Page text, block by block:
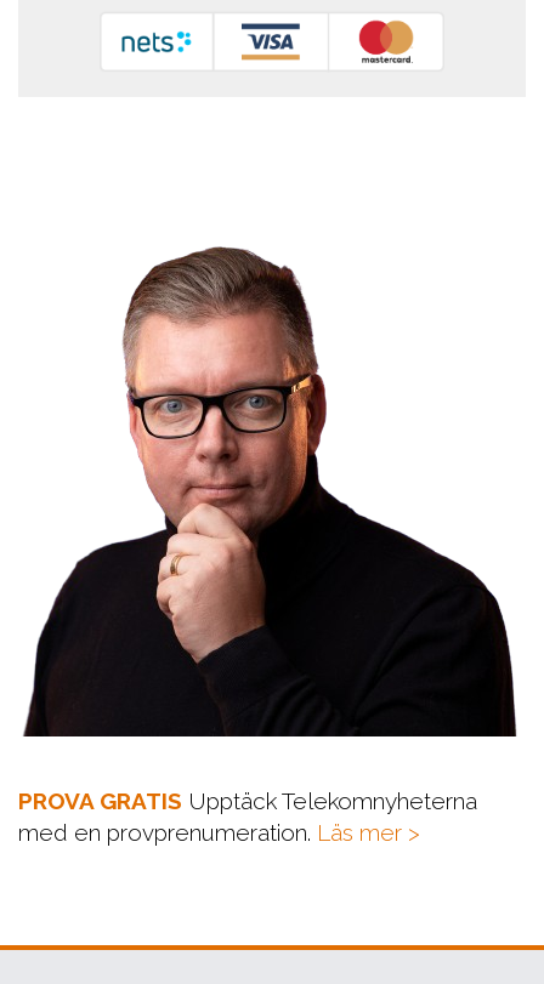
PROVA GRATIS Upptäck Telekomnyheterna
med en provprenumeration. Läs mer >